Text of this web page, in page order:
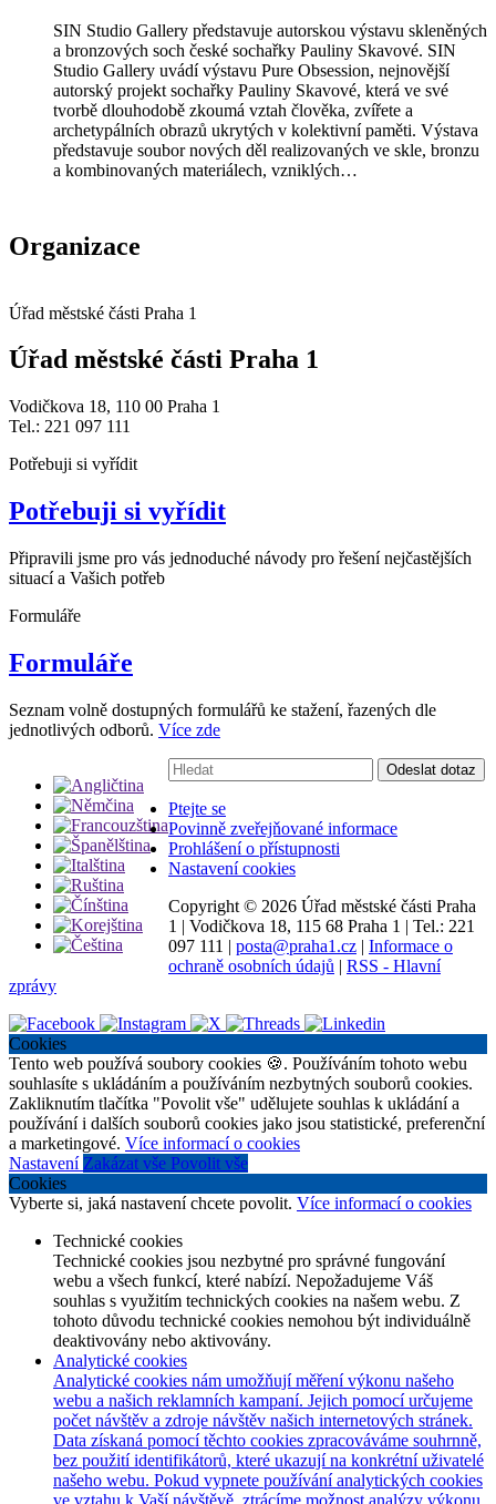
SIN Studio Gallery představuje autorskou výstavu skleněných
a bronzových soch české sochařky Pauliny Skavové. SIN
Studio Gallery uvádí výstavu Pure Obsession, nejnovější
autorský projekt sochařky Pauliny Skavové, která ve své
tvorbě dlouhodobě zkoumá vztah člověka, zvířete a
archetypálních obrazů ukrytých v kolektivní paměti. Výstava
představuje soubor nových děl realizovaných ve skle, bronzu
a kombinovaných materiálech, vzniklých…
Organizace
Úřad městské části Praha 1
Úřad městské části Praha 1
Vodičkova 18, 110 00 Praha 1
Tel.: 221 097 111
Potřebuji si vyřídit
Potřebuji si vyřídit
Připravili jsme pro vás jednoduché návody pro řešení nejčastějších
situací a Vašich potřeb
Formuláře
Formuláře
Seznam volně dostupných formulářů ke stažení, řazených dle
jednotlivých odborů. Více zde
Vyhledávání:
Odeslat dotaz
Ptejte se
Povinně zveřejňované informace
Prohlášení o přístupnosti
Nastavení cookies
Copyright © 2026 Úřad městské části Praha
1 | Vodičkova 18, 115 68 Praha 1 | Tel.: 221
097 111 | posta@praha1.cz | Informace o
ochraně osobních údajů | RSS - Hlavní
zprávy
Cookies
Tento web používá soubory cookies 🍪. Používáním tohoto webu
souhlasíte s ukládáním a používáním nezbytných souborů cookies.
Zakliknutím tlačítka "Povolit vše" udělujete souhlas k ukládání a
používání i dalších souborů cookies jako jsou statistické, preferenční
a marketingové. Více informací o cookies
Nastavení Zakázat vše Povolit vše
Cookies
Vyberte si, jaká nastavení chcete povolit. Více informací o cookies
Technické cookies
Technické cookies jsou nezbytné pro správné fungování
webu a všech funkcí, které nabízí. Nepožadujeme Váš
souhlas s využitím technických cookies na našem webu. Z
tohoto důvodu technické cookies nemohou být individuálně
deaktivovány nebo aktivovány.
Analytické cookies
Analytické cookies nám umožňují měření výkonu našeho
webu a našich reklamních kampaní. Jejich pomocí určujeme
počet návštěv a zdroje návštěv našich internetových stránek.
Data získaná pomocí těchto cookies zpracováváme souhrnně,
bez použití identifikátorů, které ukazují na konkrétní uživatelé
našeho webu. Pokud vypnete používání analytických cookies
ve vztahu k Vaší návštěvě, ztrácíme možnost analýzy výkonu